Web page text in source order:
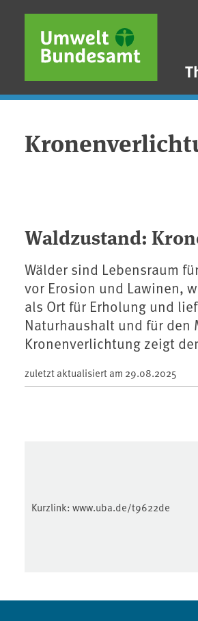
Direkt zum Inhalt
Direkt zum Hauptmenü
Direkt zur Fußzeile
Waldzustand:
Wälder sind Lebensraum
vor Erosion und Lawinen,
als Ort für Erholung und
Naturhaushalt und für den
Kronenverlichtung zeigt
zuletzt aktualisiert am 29.08.2025
Kurzlink: www.uba.de/t9622de